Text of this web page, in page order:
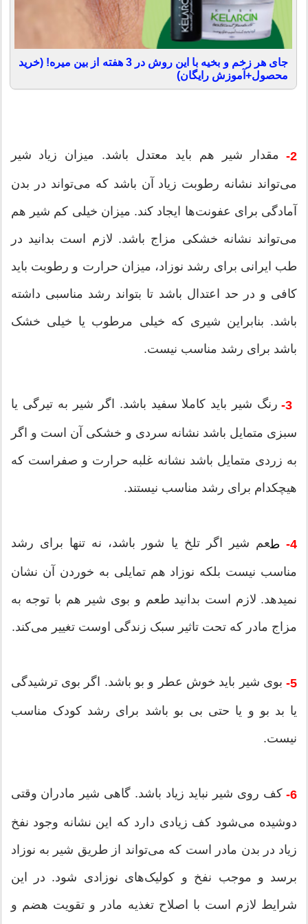
جای هر زخم و بخیه با این روش در 3 هفته از بین میره! (خرید
محصول+آموزش رایگان)
2- مقدار شیر هم باید معتدل باشد. میزان زیاد شیر
می‌تواند نشانه رطوبت زیاد آن باشد که می‌تواند در بدن
آمادگی برای عفونت‌ها ایجاد کند. میزان خیلی کم شیر هم
می‌تواند نشانه خشکی مزاج باشد. لازم است بدانید در
طب ایرانی برای رشد نوزاد، میزان حرارت و رطوبت باید
کافی و در حد اعتدال باشد تا بتواند رشد مناسبی داشته
باشد. بنابراین شیری که خیلی مرطوب یا خیلی خشک
باشد برای رشد مناسب نیست.
3- رنگ شیر باید کاملا سفید باشد. اگر شیر به تیرگی یا
سبزی متمایل باشد نشانه سردی و خشکی آن است و اگر
به زردی متمایل باشد نشانه غلبه حرارت و صفراست که
هیچکدام برای رشد مناسب نیستند.
4- طعم شیر اگر تلخ یا شور باشد، نه تنها برای رشد
مناسب نیست بلکه نوزاد هم تمایلی به خوردن آن نشان
نمی‎دهد. لازم است بدانید طعم و بوی شیر هم با توجه به
مزاج مادر که تحت تاثیر سبک زندگی اوست تغییر می‌کند.
5- بوی شیر باید خوش عطر و بو باشد. اگر بوی ترشیدگی
یا بد بو و یا حتی بی بو باشد برای رشد کودک مناسب
نیست.
6- کف روی شیر نباید زیاد باشد. گاهی شیر مادران وقتی
دوشیده می‌شود کف زیادی دارد که این نشانه وجود نفخ
زیاد در بدن مادر است که می‌تواند از طریق شیر به نوزاد
برسد و موجب نفخ و کولیک‌های نوزادی شود. در این
شرایط لازم است با اصلاح تغذیه مادر و تقویت هضم و